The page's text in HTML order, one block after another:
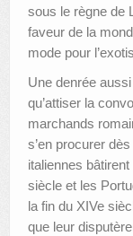
sous le règne de
faveur de la
mode pour
Une denrée
qu’attiser la
marchands
s’en procurer
italiennes
siècle et les
la fin du XIVe
que leur